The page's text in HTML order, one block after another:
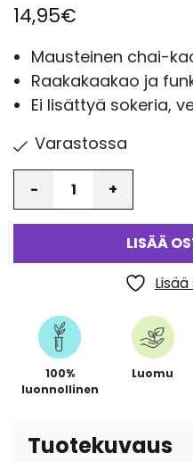
14,95€
Mausteinen chai-
Raakakaakao ja
Ei lisättyä sokeria,
Varastossa
LISÄÄ
100%
luonnollinen
Luomu
Tuotekuvaus